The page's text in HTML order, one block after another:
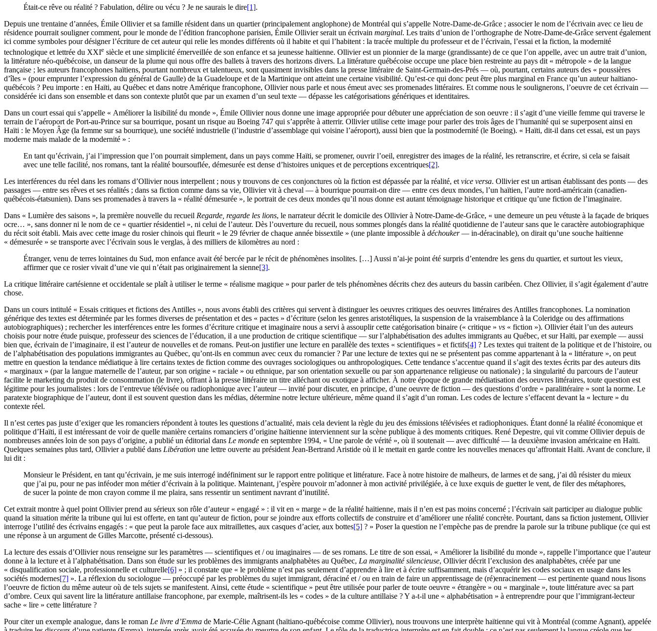
Était-ce rêve ou réalité ? Fabulation, délire ou vécu ? Je ne saurais le dire[1].
Depuis une trentaine d’années, Émile Ollivier et sa famille résident dans un quartier (principalement anglophone) de Montréal qui s’appelle Notre-Dame-de-Grâce ; associer le nom de l’écrivain avec ce lieu de
résidence pourrait souligner comment, pour le monde de l’édition francophone parisien, Émile Ollivier serait un écrivain marginal. Les traits d’union de l’orthographe de Notre-Dame-de-Grâce servent également
ici comme symboles pour désigner l’écriture de cet auteur qui relie les mondes différents où il habite et qui l’habitent : la tracée multiple du professeur et de l’écrivain, l’essai et la fiction, la modernité
technologique et lettrée du XXIe siècle et une simplicité émerveillée de son enfance et sa jeunesse haïtienne. Ollivier est un pionnier de la marge (grandissante) de ce que l’on appelle, avec un autre trait d’union,
la littérature néo-québécoise, un danseur de la plume qui nous offre des ballets à travers des horizons divers. La littérature québécoise occupe une place bien restreinte au pays dit « métropole » de la langue
française ; les auteurs francophones haïtiens, pourtant nombreux et talentueux, sont quasiment invisibles dans la presse littéraire de Saint-Germain-des-Prés — où, pourtant, certains auteurs des « poussières
d’îles » (pour emprunter l’expression du général de Gaulle) de la Guadeloupe et de la Martinique ont atteint une certaine visibilité. Qu’est-ce qui donc peut être plus marginal en France qu’un auteur haïtiano-
québécois ? Peu importe : en Haïti, au Québec et dans notre Amérique francophone, Ollivier nous parle et nous émeut avec ses promenades littéraires. Et comme nous le soulignerons, l’oeuvre de cet écrivain —
considérée ici dans son ensemble et dans son contexte plutôt que par un examen d’un seul texte — dépasse les catégorisations génériques et identitaires.
Dans un court essai qui s’appelle « Améliorer la lisibilité du monde », Émile Ollivier nous donne une image appropriée pour débuter une appréciation de son oeuvre : il s’agit d’une vieille femme qui traverse le
terrain de l’aéroport de Port-au-Prince sur sa bourrique, posant un risque au Boeing 747 qui s’apprête à atterrir. Ollivier utilise cette image pour parler des trois âges de l’humanité qui se superposent ainsi en
Haïti : le Moyen Âge (la femme sur sa bourrique), une société industrielle (l’industrie d’assemblage qui voisine l’aéroport), aussi bien que la postmodernité (le Boeing). « Haïti, dit-il dans cet essai, est un pays
moderne mais malade de la modernité » :
En tant qu’écrivain, j’ai l’impression que l’on pourrait simplement, dans un pays comme Haïti, se promener, ouvrir l’oeil, enregistrer des images de la réalité, les retranscrire, et écrire, si cela se faisait
avec une telle facilité, nos romans, tant la réalité boursouflée, démesurée est dense d’histoires uniques et de perceptions excentriques[2].
Les interférences du réel dans les romans d’Ollivier nous interpellent ; nous y trouvons de ces conjonctures où la fiction est dépassée par la réalité, et vice versa. Ollivier est un artisan établissant des ponts — des
passages — entre ses rêves et ses réalités ; dans sa fiction comme dans sa vie, Ollivier vit à cheval — à bourrique pourrait-on dire — entre ces deux mondes, l’un haïtien, l’autre nord-américain (canadien-
québécois-étatsunien). Dans ses promenades à travers la « réalité démesurée », le portrait de ces deux mondes qu’il nous donne est autant témoignage historique et critique qu’une fiction de l’imaginaire.
Dans « Lumière des saisons », la première nouvelle du recueil Regarde, regarde les lions, le narrateur décrit le domicile des Ollivier à Notre-Dame-de-Grâce, « une demeure un peu vétuste à la façade de briques
ocre… », sans donner ni le nom de ce « quartier résidentiel », ni celui de l’auteur. Dès l’ouverture du recueil, nous sommes plongés dans la réalité quotidienne de l’auteur sans que le caractère autobiographique
du récit soit établi. Mais avec cette image du rosier chinois qui fleurit « le 29 février de chaque année bissextile » (une plante impossible à déchouker— in-déracinable), on dirait qu’une souche haïtienne
« démesurée » se transporte avec l’écrivain sous le verglas, à des milliers de kilomètres au nord :
Étranger, venu de terres lointaines du Sud, mon enfance avait été bercée par le récit de phénomènes insolites. […] Aussi n’ai-je point été surpris d’entendre les gens du quartier, et surtout les vieux,
affirmer que ce rosier vivait d’une vie qui n’était pas originairement la sienne[3].
La critique littéraire cartésienne et occidentale se plaît à utiliser le terme « réalisme magique » pour parler de tels phénomènes décrits chez des auteurs du bassin caribéen. Chez Ollivier, il s’agit également d’autre
chose.
Dans un cours intitulé « Essais critiques et fictions des Antilles », nous avons établi des critères qui servent à distinguer les oeuvres critiques des oeuvres littéraires des Antilles francophones. La nomination
générique des textes est déterminée par les formes diverses de présentation et des « pactes » d’écriture (selon les genres aristotéliques, la suspension de la vraisemblance à la Coleridge ou des affirmations
autobiographiques) ; rechercher les interférences entre les formes d’écriture critique et imaginaire nous a servi à assouplir cette catégorisation binaire (« critique » vs « fiction »). Ollivier était l’un des auteurs
choisis pour notre étude puisque, professeur des sciences de l’éducation, il a une production de critique scientifique — sur l’alphabétisation des adultes immigrants au Québec, et sur Haïti, par exemple — aussi
bien que, écrivain de l’imaginaire, il est l’auteur de nouvelles et de romans. Peut-on justifier une lecture en parallèle des textes « scientifiques » et fictifs[4] ? Les textes qui traitent de la politique et de l’histoire, ou
de l’alphabétisation des populations immigrantes au Québec, qu’ont-ils en commun avec ceux du romancier ? Par une lecture de textes qui ne se présentent pas comme appartenant à la « littérature », on peut
mettre en question la tendance médiatique à lire certains textes de fiction comme des ouvrages sociologiques ou anthropologiques. Cette tendance s’accentue quand il s’agit des textes écrits par des auteurs dits
« marginaux » (par la langue maternelle de l’auteur, par son origine « raciale » ou ethnique, par son orientation sexuelle ou par son appartenance religieuse ou nationale) ; la singularité du parcours de l’auteur
facilite le marketing du produit de consommation (le livre), offrant à la presse littéraire un titre alléchant ou exotique à afficher. À notre époque de grande médiatisation des oeuvres littéraires, toute question est
légitime pour les journalistes : lors de l’entrevue télévisée ou radiophonique avec l’auteur — invité pour discuter, en principe, d’une oeuvre de fiction — des questions d’ordre « paralittéraire » sont la norme. Le
paratexte biographique de l’auteur, dont il est souvent question dans les médias, détermine notre lecture ultérieure, même quand il s’agit d’un roman. Les codes de lecture s’effacent devant la « lecture » du
contexte réel.
Il n’est certes pas juste d’exiger que les romanciers répondent à toutes les questions d’actualité, mais cela devient la règle du jeu des émissions télévisées et radiophoniques. Étant donné la réalité économique et
politique d’Haïti, il est intéressant de voir de quelle manière certains romanciers d’origine haïtienne interviennent sur la scène publique à des moments critiques. René Depestre, qui vit comme Ollivier depuis de
nombreuses années loin de son pays d’origine, a publié un éditorial dans Le monde en septembre 1994, « Une parole de vérité », où il soutenait — avec difficulté — la deuxième invasion américaine en Haïti.
Quelques semaines plus tard, Ollivier a publié dans Libération une lettre ouverte au président Jean-Bertrand Aristide où il le mettait en garde contre les nouvelles menaces qu’affrontait Haïti. Avant de conclure, il
lui dit :
Monsieur le Président, en tant qu’écrivain, je me suis interrogé indéfiniment sur le rapport entre politique et littérature. Face à notre histoire de malheurs, de larmes et de sang, j’ai dû résister du mieux
que j’ai pu, pour ne pas inféoder mon métier d’écrivain à la politique. Maintenant, j’espère pouvoir m’adonner à mon activité privilégiée, à ce luxe exquis de guetter le vent, de filer des métaphores,
de sucer la pointe de mon crayon comme il me plaira, sans ressentir un sentiment navrant d’inutilité.
Cet extrait montre à quel point Ollivier prend au sérieux son rôle d’auteur « engagé » : il vit en « marge » de la réalité haïtienne, mais il n’en est pas moins concerné ; l’écrivain sait participer au dialogue public
quand la situation mérite la tribune qui lui est offerte, en tant qu’auteur de fiction, pour se joindre aux efforts collectifs de construire et d’améliorer une réalité concrète. Pourtant, dans sa fiction justement, Ollivier
interroge l’utilité des écrivains engagés : « que peut la parole face aux mitraillettes, aux casques d’acier, aux bottes[5] ? » Poser la question ne l’empèche pas de prendre la parole sur la tribune publique (ce qui est
une réponse à un argument de Gilles Marcotte, présenté ci-dessous).
La lecture des essais d’Ollivier nous renseigne sur les paramètres — scientifiques et / ou imaginaires — de ses romans. Le titre de son essai, « Améliorer la lisibilité du monde », rappelle l’importance que l’auteur
donne à la lecture et à l’alphabétisation. Dans son étude sur les problèmes des immigrants analphabètes au Québec, La marginalité silencieuse, Ollivier décrit l’exclusion des analphabètes, créée par une
« disqualification sociale, professionnelle et culturelle[6] » ; il constate que « le problème n’est pas seulement d’apprendre à lire et à écrire suffisamment, mais d’acquérir les codes sociaux en usage dans les
sociétés modernes[7] ». La réflexion du sociologue — préoccupé par les problèmes du sujet immigrant, déraciné et / ou en train de faire un apprentissage de (ré)enracinement — est pertinente quand nous lisons
l’oeuvre de fiction du même auteur où de tels sujets se manifestent. Ainsi, cette étude « scientifique » peut être utilisée pour parler de toute oeuvre « étrangère » ou « marginale », toute littérature avec sa part
d’ombre. Ceux qui savent lire la littérature antillaise francophone, par exemple, maîtrisent-ils les « codes » de la culture antillaise ? Y a-t-il une « alphabétisation » à entreprendre pour que l’immigrant-lecteur
sache « lire » cette littérature ?
Pour citer un exemple analogue, dans le roman Le livre d’Emma de Marie-Célie Agnant (haïtiano-québécoise comme Ollivier), nous trouvons une interprète haïtienne qui vit à Montréal (comme Agnant), appelée